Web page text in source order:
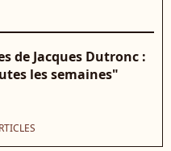
de Jacques Dutronc :
les semaines"